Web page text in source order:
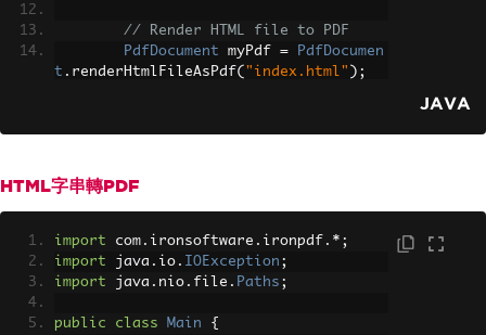
// Render HTML file to PDF
PdfDocument myPdf =
PdfDocumen
t . renderHtmlFileAsPdf( "index.html" );
        myPdf
.saveAs(Paths.get("html_f
}
}
JAVA
HTML字串轉PDF
import com . ironsoftware . ironpdf .*;
import java . io . IOException ;
import java . nio . file . Paths ;
public class Main
{